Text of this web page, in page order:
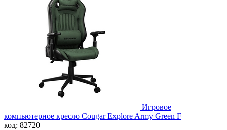
Игровое
компьютерное кресло Cougar Explore Army Green F
код: 82720